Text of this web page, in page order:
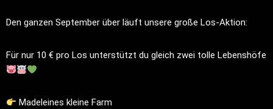
Den ganzen September über läuft unsere große Los-Aktion:
Für nur 10 € pro Los unterstützt du gleich zwei tolle Lebenshöfe
Madeleines kleine Farm